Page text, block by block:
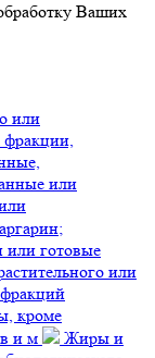
Ваших
или
фракции,
или
или готовые
или
кроме
и м
Жиры и